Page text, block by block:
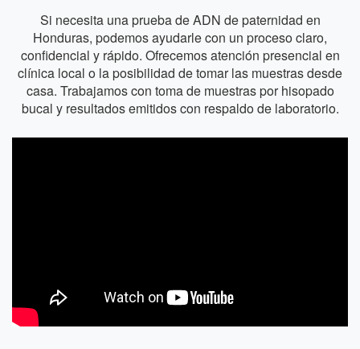
Si necesita una prueba de ADN de paternidad en
Honduras, podemos ayudarle con un proceso claro,
confidencial y rápido. Ofrecemos atención presencial en
clínica local o la posibilidad de tomar las muestras desde
casa. Trabajamos con toma de muestras por hisopado
bucal y resultados emitidos con respaldo de laboratorio.